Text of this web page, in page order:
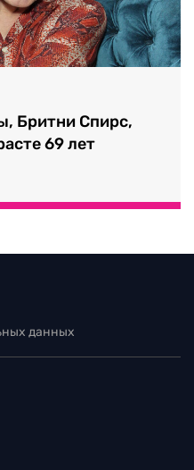
Бритни Спирс,
69 лет
данных